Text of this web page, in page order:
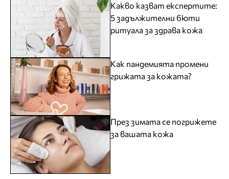
Какво казват експертите:
5 задължителни бюти
ритуала за здрава кожа
Как пандемията промени
грижата за кожата?
През зимата се погрижете
за вашата кожа